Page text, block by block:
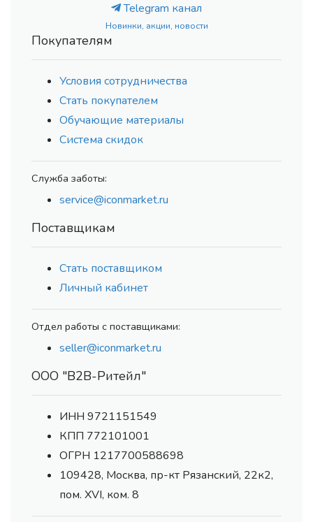
Telegram канал
Новинки, акции, новости
Покупателям
Условия сотрудничества
Стать покупателем
Обучающие материалы
Система скидок
Служба заботы:
service@iconmarket.ru
Поставщикам
Стать поставщиком
Личный кабинет
Отдел работы с поставщиками:
seller@iconmarket.ru
ООО "В2В-Ритейл"
ИНН 9721151549
КПП 772101001
ОГРН 1217700588698
109428, Москва, пр-кт Рязанский, 22к2,
пом. XVI, ком. 8